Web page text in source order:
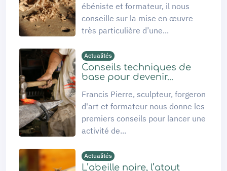
ébéniste et formateur, il nous
conseille sur la mise en œuvre
très particulière d’une...
Actualités
Conseils techniques de
base pour devenir...
Francis Pierre, sculpteur, forgeron
d'art et formateur nous donne les
premiers conseils pour lancer une
activité de...
Actualités
L’abeille noire, l’atout